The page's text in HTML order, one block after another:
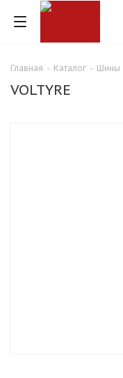
Главная - Каталог - Шины
VOLTYRE